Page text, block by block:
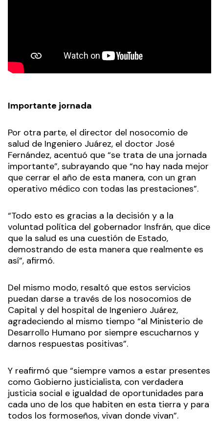
Importante jornada
Por otra parte, el director del nosocomio de
salud de Ingeniero Juárez, el doctor José
Fernández, acentuó que “se trata de una jornada
importante”, subrayando que “no hay nada mejor
que cerrar el año de esta manera, con un gran
operativo médico con todas las prestaciones”.
“Todo esto es gracias a la decisión y a la
voluntad política del gobernador Insfrán, que dice
que la salud es una cuestión de Estado,
demostrando de esta manera que realmente es
así”, afirmó.
Del mismo modo, resaltó que estos servicios
puedan darse a través de los nosocomios de
Capital y del hospital de Ingeniero Juárez,
agradeciendo al mismo tiempo “al Ministerio de
Desarrollo Humano por siempre escucharnos y
darnos respuestas positivas”.
Y reafirmó que “siempre vamos a estar presentes
como Gobierno justicialista, con verdadera
justicia social e igualdad de oportunidades para
cada uno de los que habiten en esta tierra y para
todos los formoseños, vivan donde vivan”.